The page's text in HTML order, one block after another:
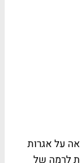
על אגרות
10 שנים יורדת לרמה של